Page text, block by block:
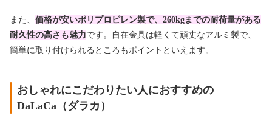
また、 価格が安いポリプロピレン製で、260kgまでの耐荷量がある
耐久性の高さも魅力です。自在金具は軽くて頑丈なアルミ製で、
簡単に取り付けられるところもポイントといえます。
おしゃれにこだわりたい人におすすめの
DaLaCa（ダラカ）